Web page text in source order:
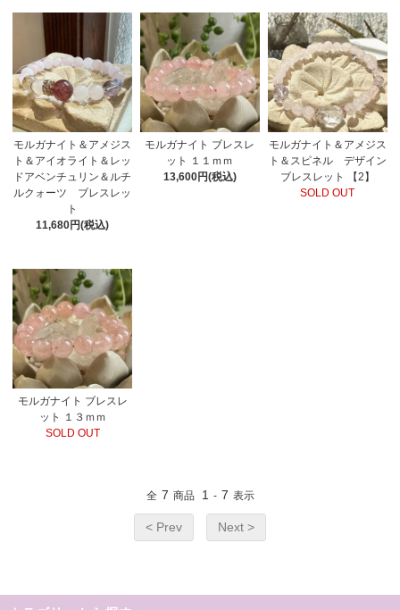
モルガナイト＆アメジス
ト＆アイオライト＆レッ
ドアベンチュリン＆ルチ
ルクォーツ ブレスレッ
ト
11,680円(税込)
モルガナイト ブレスレ
ット １１ｍｍ
13,600円(税込)
モルガナイト＆アメジス
ト＆スピネル デザイン
ブレスレット 【2】
SOLD OUT
モルガナイト ブレスレ
ット １３ｍｍ
SOLD OUT
全 7 商品 1 - 7 表示
< Prev Next >